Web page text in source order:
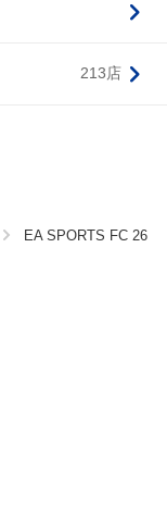
213店
EA SPORTS FC 26